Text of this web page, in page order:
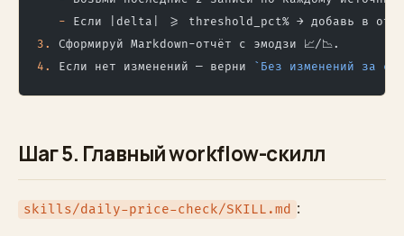
   -
Если |delta| >= threshold_pct% → добавь в
3.
Сформируй Markdown-отчёт с эмодзи 📈/📉.
4.
Если нет изменений — верни `Без изменений за
Шаг 5. Главный workflow-скилл
skills/daily-price-check/SKILL.md :